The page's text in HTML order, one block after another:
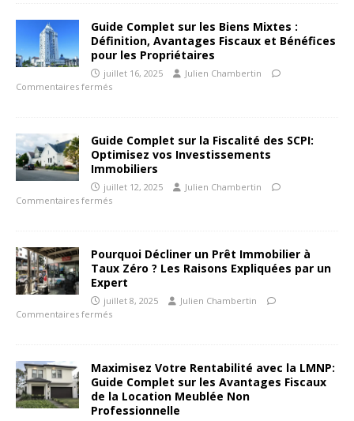
Guide Complet sur les Biens Mixtes :
Définition, Avantages Fiscaux et Bénéfices
pour les Propriétaires
juillet 16, 2025
Julien Chambertin
Commentaires fermés
Guide Complet sur la Fiscalité des SCPI:
Optimisez vos Investissements
Immobiliers
juillet 12, 2025
Julien Chambertin
Commentaires fermés
Pourquoi Décliner un Prêt Immobilier à
Taux Zéro ? Les Raisons Expliquées par un
Expert
juillet 8, 2025
Julien Chambertin
Commentaires fermés
Maximisez Votre Rentabilité avec la LMNP:
Guide Complet sur les Avantages Fiscaux
de la Location Meublée Non
Professionnelle